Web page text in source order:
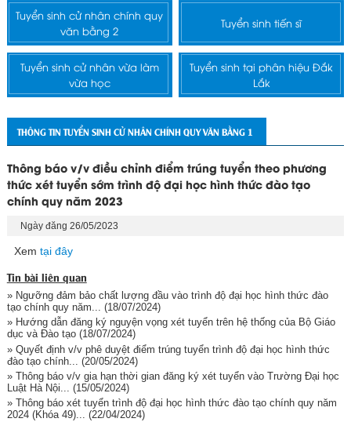
Tuyển sinh cử nhân chính quy
văn bằng 2
Tuyển sinh tiến sĩ
Tuyển sinh cử nhân vừa làm
vừa học
Tuyển sinh tại phân hiệu Đắk
Lắk
THÔNG TIN TUYỂN SINH CỬ NHÂN CHÍNH QUY VĂN BẰNG 1
Thông báo v/v điều chỉnh điểm trúng tuyển theo phương
thức xét tuyển sớm trình độ đại học hình thức đào tạo
chính quy năm 2023
Ngày đăng 26/05/2023
Xem tại đây
Tin bài liên quan
» Ngưỡng đảm bảo chất lượng đầu vào trình độ đại học hình thức đào
tạo chính quy năm...
(18/07/2024)
» Hướng dẫn đăng ký nguyện vọng xét tuyển trên hệ thống của Bộ Giáo
dục và Đào tạo(18/07/2024)
» Quyết định v/v phê duyệt điểm trúng tuyển trình độ đại học hình thức
đào tạo chính...
(20/05/2024)
» Thông báo v/v gia hạn thời gian đăng ký xét tuyển vào Trường Đại học
Luật Hà Nội... (15/05/2024)
» Thông báo xét tuyển trình độ đại học hình thức đào tạo chính quy năm
2024 (Khóa 49)... (22/04/2024)